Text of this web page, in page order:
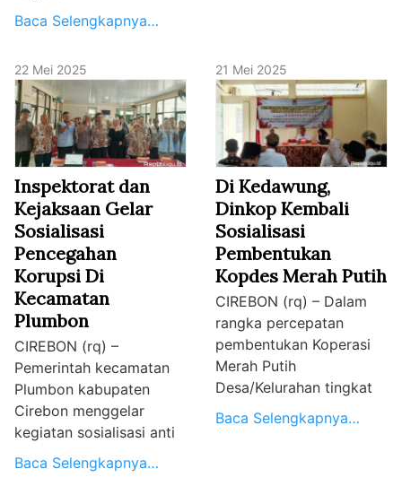
Baca Selengkapnya…
22 Mei 2025
Inspektorat dan
Kejaksaan Gelar
Sosialisasi
Pencegahan
Korupsi Di
Kecamatan
Plumbon
CIREBON (rq) –
Pemerintah kecamatan
Plumbon kabupaten
Cirebon menggelar
kegiatan sosialisasi anti
Baca Selengkapnya…
21 Mei 2025
Di Kedawung,
Dinkop Kembali
Sosialisasi
Pembentukan
Kopdes Merah Putih
CIREBON (rq) – Dalam
rangka percepatan
pembentukan Koperasi
Merah Putih
Desa/Kelurahan tingkat
Baca Selengkapnya…